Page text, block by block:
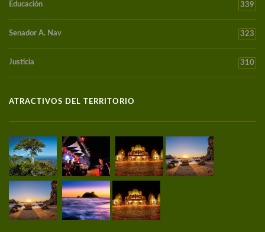
Educación 339
Senador A. Nav 323
Justicia 310
ATRACTIVOS DEL TERRITORIO